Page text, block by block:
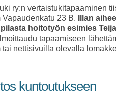
ry:n vertaistukitapaaminen
23 B.
Illan
hoitotyön esimies
tapaamiseen
nettisivuilla olevalla
kuntoutukseen